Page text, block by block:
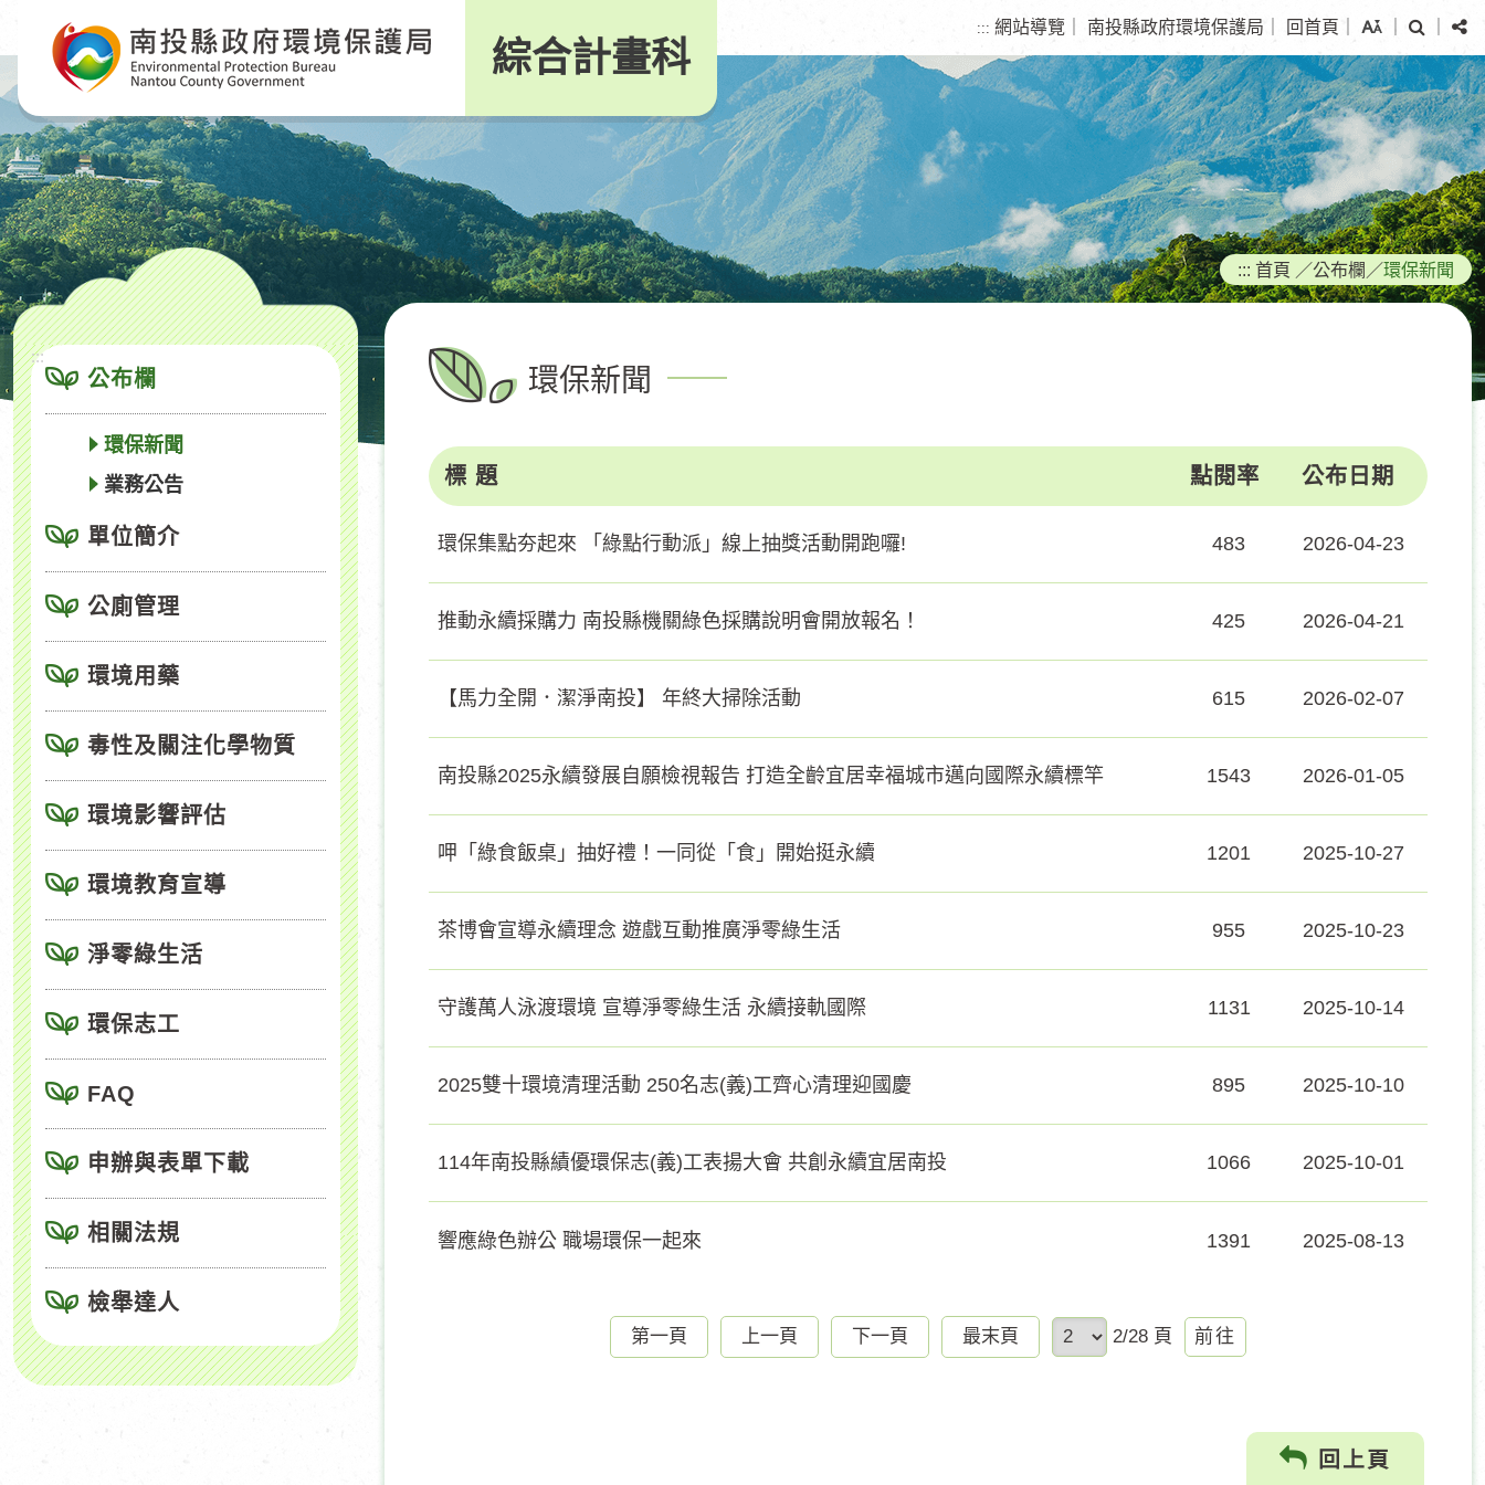
要
內
容
區
塊
綜合計畫科
::: 網站導覽 南投縣政府環境保護局 回首頁
尋
分
享
:::
公布欄
環保新聞
業務公告
單位簡介
公廁管理
環境用藥
毒性及關注化學物質
環境影響評估
環境教育宣導
淨零綠生活
環保志工
FAQ
申辦與表單下載
相關法規
檢舉達人
::: 首頁 ／公布欄 ／環保新聞
環保新聞
標 題 點閱率 公布日期
環保集點夯起來 「綠點行動派」線上抽獎活動開跑囉! 483 2026-04-23
推動永續採購力 南投縣機關綠色採購說明會開放報名！ 425 2026-04-21
【馬力全開．潔淨南投】 年終大掃除活動 615 2026-02-07
南投縣2025永續發展自願檢視報告 打造全齡宜居幸福城市邁向國際永續標竿 1543 2026-01-05
呷「綠食飯桌」抽好禮！一同從「食」開始挺永續 1201 2025-10-27
茶博會宣導永續理念 遊戲互動推廣淨零綠生活 955 2025-10-23
守護萬人泳渡環境 宣導淨零綠生活 永續接軌國際 1131 2025-10-14
2025雙十環境清理活動 250名志(義)工齊心清理迎國慶 895 2025-10-10
114年南投縣績優環保志(義)工表揚大會 共創永續宜居南投 1066 2025-10-01
響應綠色辦公 職場環保一起來 1391 2025-08-13
第一頁 上一頁 下一頁 最末頁 2/28 頁
前
往
回上頁